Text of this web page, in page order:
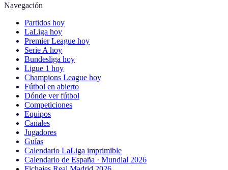
Navegación
Partidos hoy
LaLiga hoy
Premier League hoy
Serie A hoy
Bundesliga hoy
Ligue 1 hoy
Champions League hoy
Fútbol en abierto
Dónde ver fútbol
Competiciones
Equipos
Canales
Jugadores
Guías
Calendario LaLiga imprimible
Calendario de España · Mundial 2026